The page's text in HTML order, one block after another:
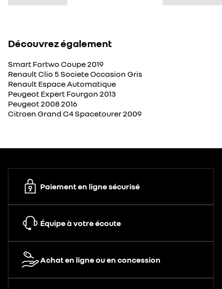
Découvrez également
Smart Fortwo Coupe 2019
Renault Clio 5 Societe Occasion Gris
Renault Espace Automatique
Peugeot Expert Fourgon 2013
Peugeot 2008 2016
Citroen Grand C4 Spacetourer 2009
Paiement en ligne sécurisé
Équipe à votre écoute
Achat en ligne ou en concession